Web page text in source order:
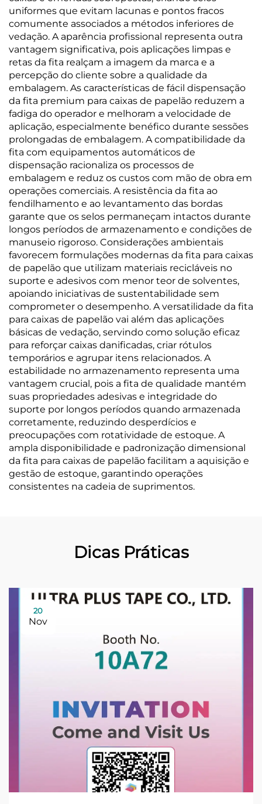
uniformes que evitam lacunas e pontos fracos
comumente associados a métodos inferiores de
vedação. A aparência profissional representa outra
vantagem significativa, pois aplicações limpas e
retas da fita realçam a imagem da marca e a
percepção do cliente sobre a qualidade da
embalagem. As características de fácil dispensação
da fita premium para caixas de papelão reduzem a
fadiga do operador e melhoram a velocidade de
aplicação, especialmente benéfico durante sessões
prolongadas de embalagem. A compatibilidade da
fita com equipamentos automáticos de
dispensação racionaliza os processos de
embalagem e reduz os custos com mão de obra em
operações comerciais. A resistência da fita ao
fendilhamento e ao levantamento das bordas
garante que os selos permaneçam intactos durante
longos períodos de armazenamento e condições de
manuseio rigoroso. Considerações ambientais
favorecem formulações modernas da fita para caixas
de papelão que utilizam materiais recicláveis no
suporte e adesivos com menor teor de solventes,
apoiando iniciativas de sustentabilidade sem
comprometer o desempenho. A versatilidade da fita
para caixas de papelão vai além das aplicações
básicas de vedação, servindo como solução eficaz
para reforçar caixas danificadas, criar rótulos
temporários e agrupar itens relacionados. A
estabilidade no armazenamento representa uma
vantagem crucial, pois a fita de qualidade mantém
suas propriedades adesivas e integridade do
suporte por longos períodos quando armazenada
corretamente, reduzindo desperdícios e
preocupações com rotatividade de estoque. A
ampla disponibilidade e padronização dimensional
da fita para caixas de papelão facilitam a aquisição e
gestão de estoque, garantindo operações
consistentes na cadeia de suprimentos.
Dicas Práticas
20
Nov